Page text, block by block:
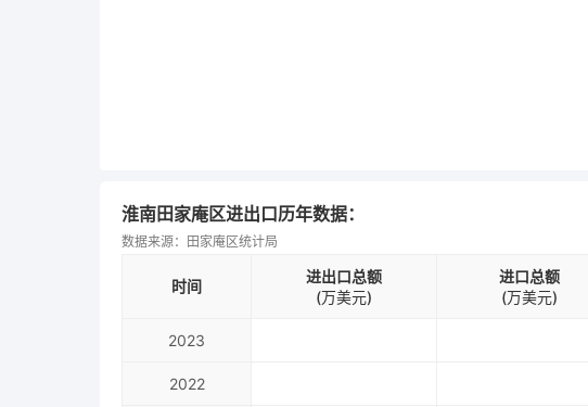
淮南田家庵区进出口历年数据：
数据来源：田家庵区统计局
时间
进出口总额
(万美元)
进口总额
(万美元)
2023
2022